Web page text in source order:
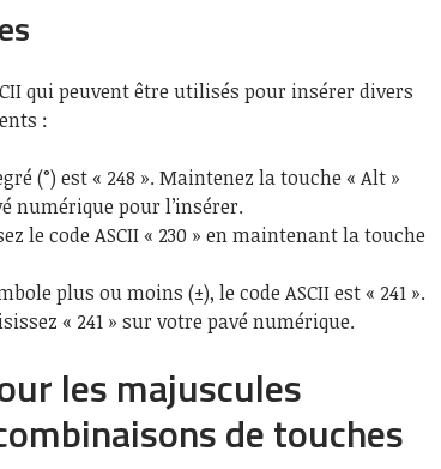
qui peuvent être utilisés pour insérer divers
:
(°) est « 248 ». Maintenez la touche « Alt »
numérique pour l’insérer.
le code ASCII « 230 » en maintenant la touche
plus ou moins (±), le code ASCII est « 241 ».
« 241 » sur votre pavé numérique.
les majuscules
de touches